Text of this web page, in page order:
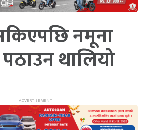
नमूना
थालियो